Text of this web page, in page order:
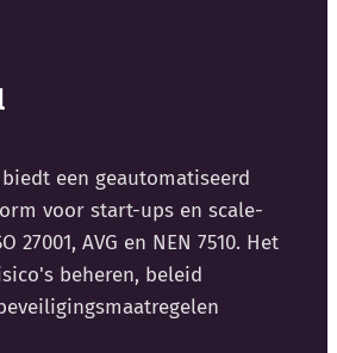
een geautomatiseerd
voor start-ups en scale-
27001, AVG en NEN 7510. Het
beheren, beleid